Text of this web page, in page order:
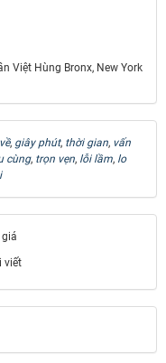
Việt Hùng Bronx, New York
, giây phút, thời gian, vấn
cùng, trọn vẹn, lỗi lầm, lo
viết